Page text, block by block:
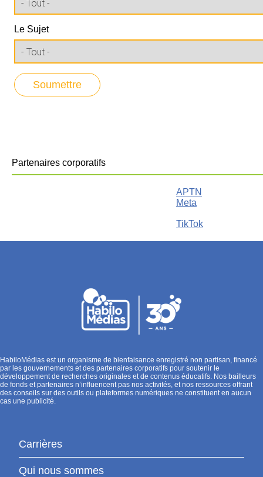
Le Sujet
Partenaires corporatifs
APTN
Meta
TikTok
HabiloMédias est un organisme de bienfaisance enregistré non partisan, financé
par les gouvernements et des partenaires corporatifs pour soutenir le
développement de recherches originales et de contenus éducatifs. Nos bailleurs
de fonds et partenaires n’influencent pas nos activités, et nos ressources offrant
des conseils sur des outils ou plateformes numériques ne constituent en aucun
cas une publicité.
Carrières
Qui nous sommes